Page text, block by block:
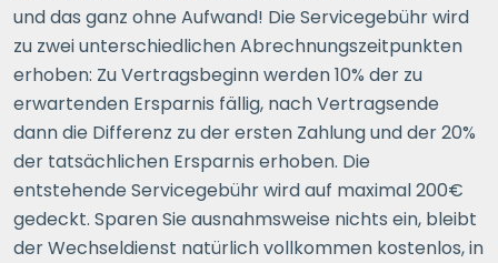
und das ganz ohne Aufwand! Die Servicegebühr wird
zu zwei unterschiedlichen Abrechnungszeitpunkten
erhoben: Zu Vertragsbeginn werden 10% der zu
erwartenden Ersparnis fällig, nach Vertragsende
dann die Differenz zu der ersten Zahlung und der 20%
der tatsächlichen Ersparnis erhoben. Die
entstehende Servicegebühr wird auf maximal 200€
gedeckt. Sparen Sie ausnahmsweise nichts ein, bleibt
der Wechseldienst natürlich vollkommen kostenlos, in